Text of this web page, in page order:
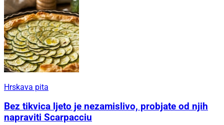
Hrskava pita
Bez tikvica ljeto je nezamislivo, probjate od njih
napraviti Scarpacciu